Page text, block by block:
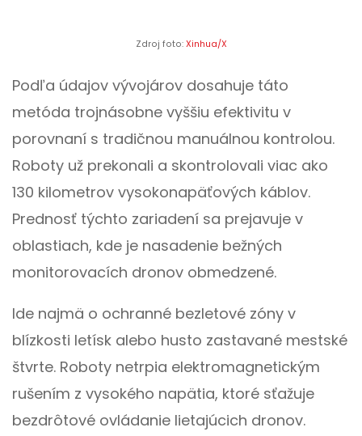
Zdroj foto: Xinhua/X
Podľa údajov vývojárov dosahuje táto
metóda trojnásobne vyššiu efektivitu v
porovnaní s tradičnou manuálnou kontrolou.
Roboty už prekonali a skontrolovali viac ako
130 kilometrov vysokonapäťových káblov.
Prednosť týchto zariadení sa prejavuje v
oblastiach, kde je nasadenie bežných
monitorovacích dronov obmedzené.
Ide najmä o ochranné bezletové zóny v
blízkosti letísk alebo husto zastavané mestské
štvrte. Roboty netrpia elektromagnetickým
rušením z vysokého napätia, ktoré sťažuje
bezdrôtové ovládanie lietajúcich dronov.